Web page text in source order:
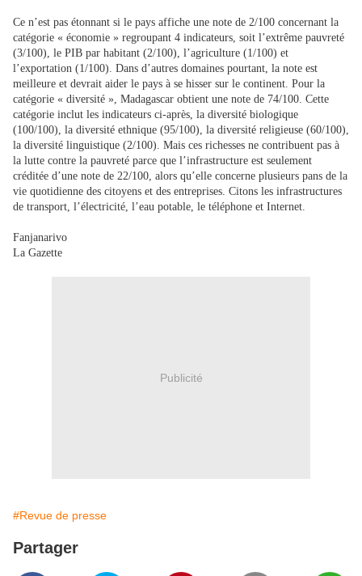
Ce n’est pas étonnant si le pays affiche une note de 2/100 concernant la
catégorie « économie » regroupant 4 indicateurs, soit l’extrême pauvreté
(3/100), le PIB par habitant (2/100), l’agriculture (1/100) et
l’exportation (1/100). Dans d’autres domaines pourtant, la note est
meilleure et devrait aider le pays à se hisser sur le continent. Pour la
catégorie « diversité », Madagascar obtient une note de 74/100. Cette
catégorie inclut les indicateurs ci-après, la diversité biologique
(100/100), la diversité ethnique (95/100), la diversité religieuse (60/100),
la diversité linguistique (2/100). Mais ces richesses ne contribuent pas à
la lutte contre la pauvreté parce que l’infrastructure est seulement
créditée d’une note de 22/100, alors qu’elle concerne plusieurs pans de la
vie quotidienne des citoyens et des entreprises. Citons les infrastructures
de transport, l’électricité, l’eau potable, le téléphone et Internet.
Fanjanarivo
La Gazette
Publicité
#Revue de presse
Partager